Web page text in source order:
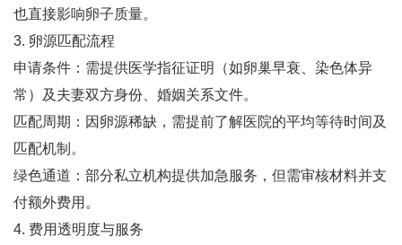
也直接影响卵子质量‌。
3. ‌卵源匹配流程‌
申请条件‌：需提供医学指征证明（如卵巢早衰、染色体异
常）及夫妻双方身份、婚姻关系文件‌。
匹配周期‌：因卵源稀缺，需提前了解医院的平均等待时间及
匹配机制‌。
绿色通道‌：部分私立机构提供加急服务，但需审核材料并支
付额外费用‌。
4. ‌费用透明度与服务‌